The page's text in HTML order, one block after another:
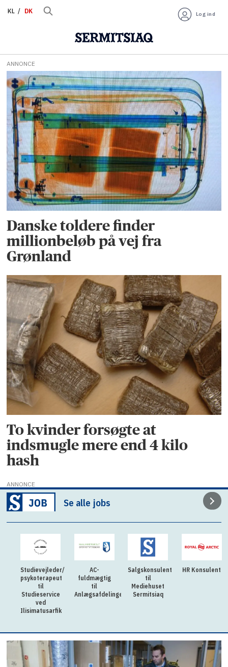
KL DK Log ind
Tag:
toldvæsen
ANNONCE
Danske toldere finder
millionbeløb på vej fra
Grønland
To kvinder forsøgte at
indsmugle mere end 4 kilo
hash
ANNONCE
Se alle jobs
Studievejleder/
psykoterapeut
til
Studieservice
ved
Ilisimatusarfik
AC-
fuldmægtig
til
Anlægsafdelingen
Salgskonsulent
til
Mediehuset
Sermitsiaq
HR Konsulent